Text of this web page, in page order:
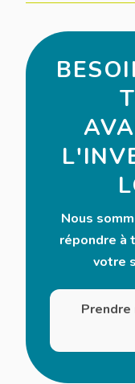
Nous
répondre à
votre
Prendre